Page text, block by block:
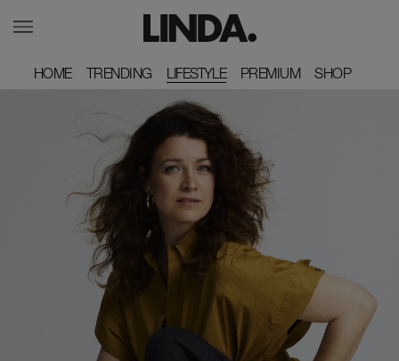
HOME
HOME TRENDING
TRENDING LIFESTYLE PREMIUM
PREMIUM SHOP
SHOP